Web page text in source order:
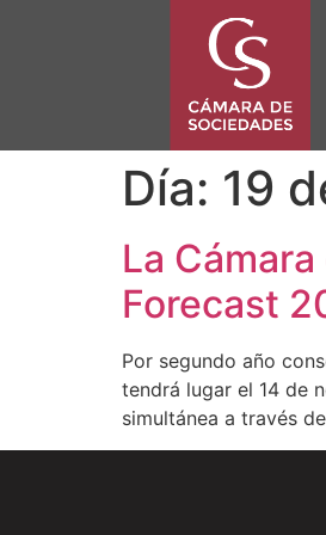
Día: 19
La
Forecast
Por segundo año
tendrá lugar el 14 de
simultánea a través